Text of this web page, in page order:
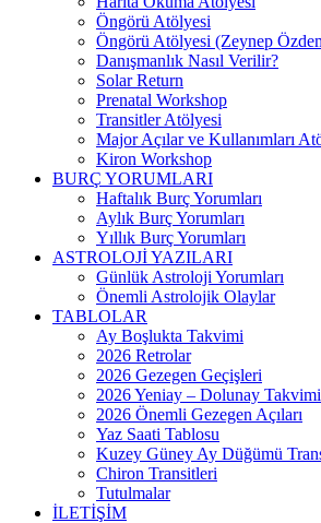
Öngörü Atölyesi
Öngörü Atölyesi (Zeynep
Danışmanlık Nasıl Verilir?
Solar Return
Prenatal Workshop
Transitler Atölyesi
Major Açılar ve Kullanımları
Kiron Workshop
BURÇ YORUMLARI
Haftalık Burç Yorumları
Aylık Burç Yorumları
Yıllık Burç Yorumları
ASTROLOJİ YAZILARI
Günlük Astroloji Yorumları
Önemli Astrolojik Olaylar
TABLOLAR
Ay Boşlukta Takvimi
2026 Retrolar
2026 Gezegen Geçişleri
2026 Yeniay – Dolunay Takvimi
2026 Önemli Gezegen Açıları
Yaz Saati Tablosu
Kuzey Güney Ay Düğümü
Chiron Transitleri
Tutulmalar
İLETİŞİM